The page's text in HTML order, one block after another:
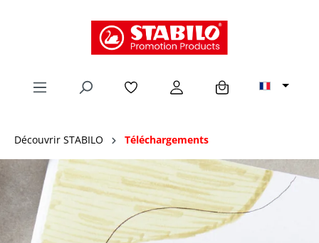
Découvrir STABILO Téléchargements